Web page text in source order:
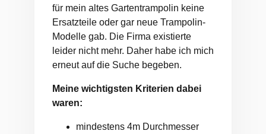
für mein altes Gartentrampolin keine
Ersatzteile oder gar neue Trampolin-
Modelle gab. Die Firma existierte
leider nicht mehr. Daher habe ich mich
erneut auf die Suche begeben.
Meine wichtigsten Kriterien dabei
waren:
mindestens 4m Durchmesser